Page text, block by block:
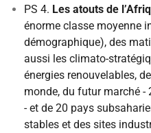
PS 4. Les atouts de
énorme classe moyenne
démographique), des
aussi les climato-
énergies renouvelables,
monde, du futur marché
- et de 20 pays
stables et des sites